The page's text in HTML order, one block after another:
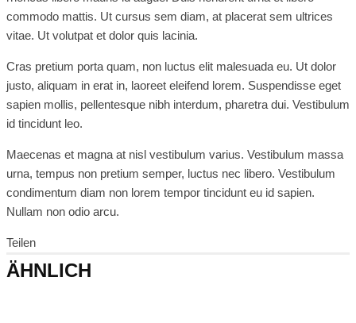
commodo mattis. Ut cursus sem diam, at placerat sem ultrices
vitae. Ut volutpat et dolor quis lacinia.
Cras pretium porta quam, non luctus elit malesuada eu. Ut dolor
justo, aliquam in erat in, laoreet eleifend lorem. Suspendisse eget
sapien mollis, pellentesque nibh interdum, pharetra dui. Vestibulum
id tincidunt leo.
Maecenas et magna at nisl vestibulum varius. Vestibulum massa
urna, tempus non pretium semper, luctus nec libero. Vestibulum
condimentum diam non lorem tempor tincidunt eu id sapien.
Nullam non odio arcu.
Teilen
ÄHNLICH